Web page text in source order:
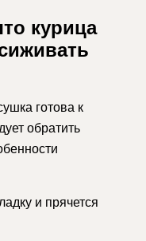
курица
готова к
обратить
и прячется